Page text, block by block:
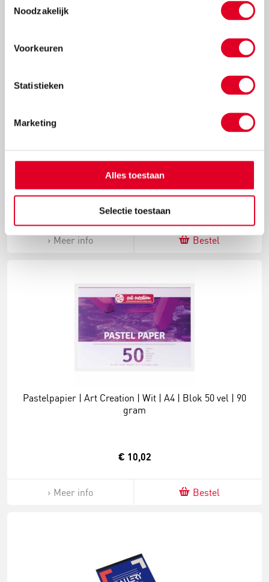
Noodzakelijk
Voorkeuren
Statistieken
Marketing
Alles toestaan
Selectie toestaan
gram
€ 15,72
Meer info Bestel
Pastelpapier | Art Creation | Wit | A4 | Blok 50 vel | 90
gram
€ 10,02
Meer info Bestel